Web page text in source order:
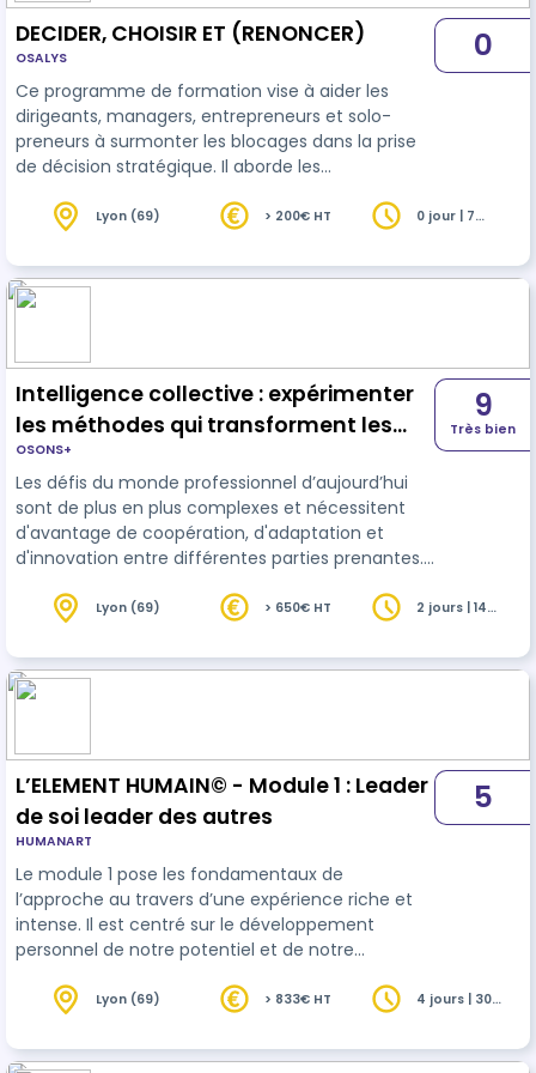
DECIDER, CHOISIR ET (RENONCER)
OSALYS
Ce programme de formation vise à aider les
dirigeants, managers, entrepreneurs et solo-
preneurs à surmonter les blocages dans la prise
de décision stratégique. Il aborde les
cognitifs et des émotions, et propose des outils
anticiper les conséquences. Les participants
apprendront à clarifier leur processus de choix, à
0
Lyon (69) > 200€ HT
0 jour | 7
Intelligence collective : expérimenter
les méthodes qui transforment les
dynamiques de groupe
OSONS+
Les défis du monde professionnel d’aujourd’hui
sont de plus en plus complexes et nécessitent
d'avantage de coopération, d'adaptation et
d'innovation entre différentes parties prenantes.
peuvent plus être uniquement individuelles ou
intelligence collective se présente comme une
démarche plus créative, coopérative et
ressources d’…
9
Très bien
Lyon (69) > 650€ HT
2 jours | 14
L’ELEMENT HUMAIN© - Module 1 : Leader
de soi leader des autres
HUMANART
Le module 1 pose les fondamentaux de
l’approche au travers d’une expérience riche et
intense. Il est centré sur le développement
personnel de notre potentiel et de notre
comprendre nos relations avec les autres et des
rigidités. Notre rapport au choix et à l’authenticité
5
Lyon (69) > 833€ HT
4 jours | 30